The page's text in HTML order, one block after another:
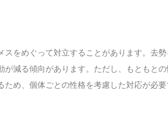
をめぐって対立することがあります。去勢
減る傾向があります。ただし、もともと
め、個体ごとの性格を考慮した対応が必要